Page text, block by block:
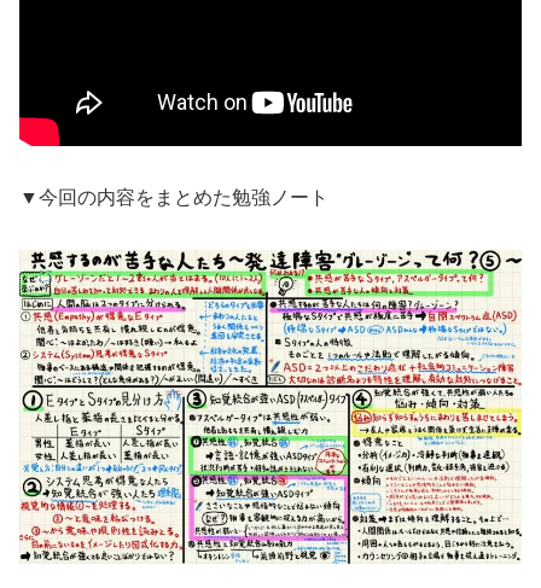
▼今回の内容をまとめた勉強ノート